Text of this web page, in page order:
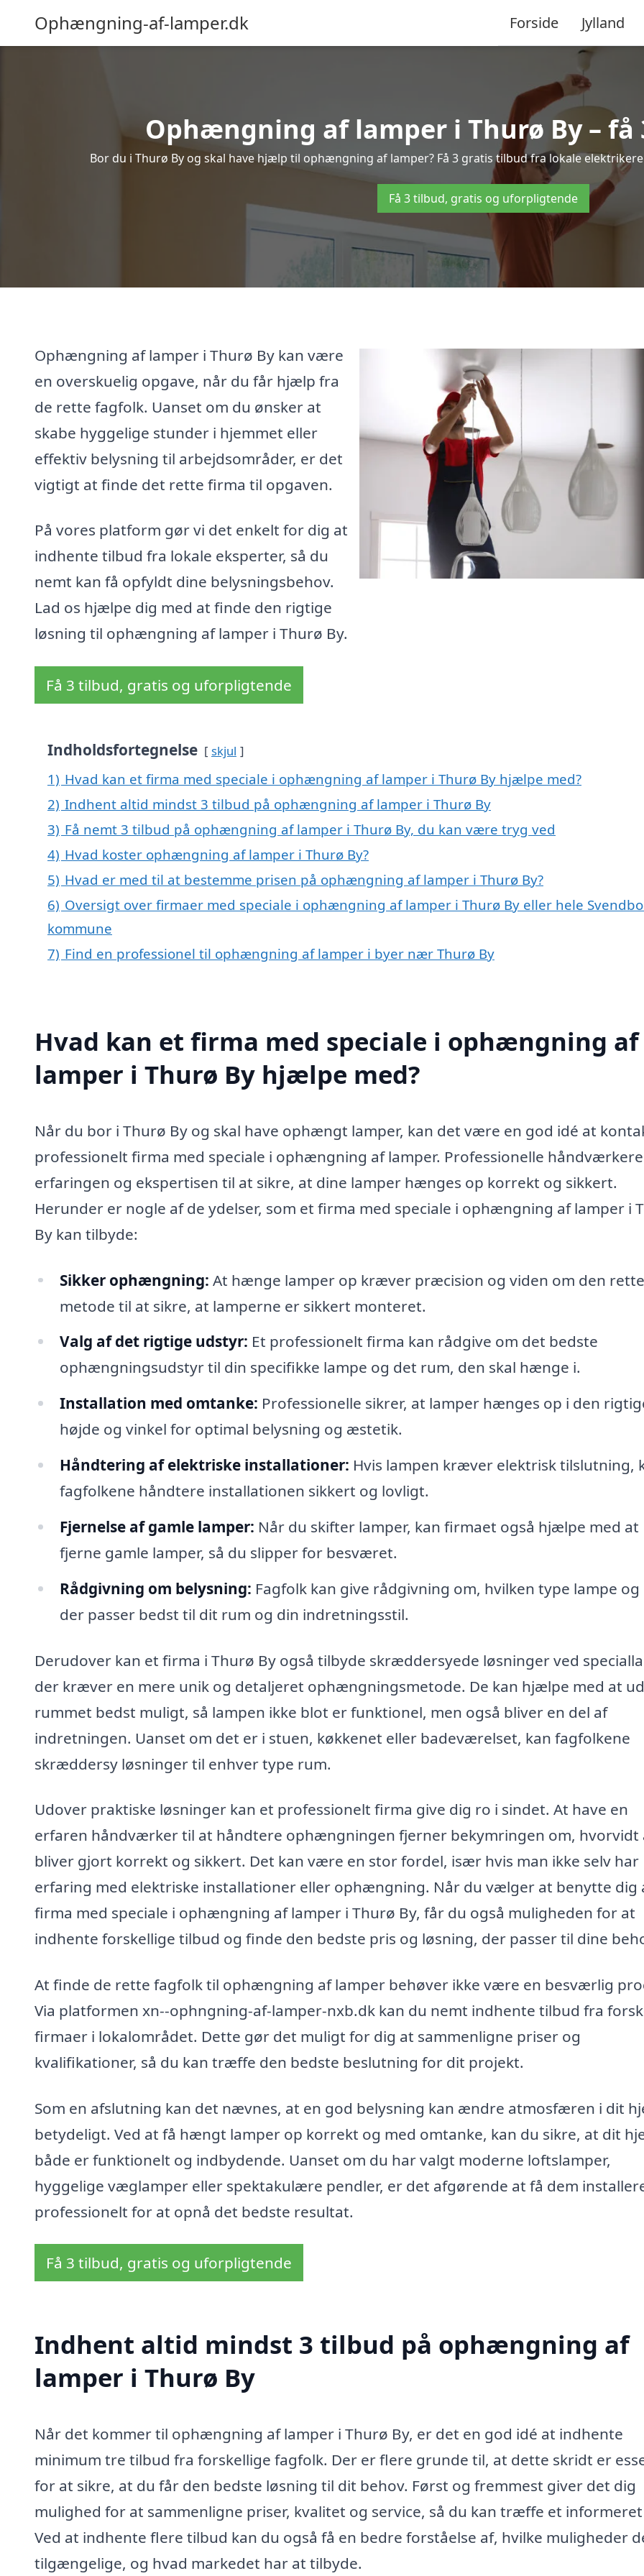
Ophængning-af-lamper.dk Forside Jylland
Ophængning af lamper i Thurø By –
Bor du i Thurø By og skal have hjælp til ophængning af lamper? Få 3 gratis tilbud fra lokale
Få 3 tilbud, gratis og uforpligtende
Ophængning af lamper i Thurø By kan være
en overskuelig opgave, når du får hjælp fra
de rette fagfolk. Uanset om du ønsker at
skabe hyggelige stunder i hjemmet eller
effektiv belysning til arbejdsområder, er det
vigtigt at finde det rette firma til opgaven.
På vores platform gør vi det enkelt for dig at
indhente tilbud fra lokale eksperter, så du
nemt kan få opfyldt dine belysningsbehov.
Lad os hjælpe dig med at finde den rigtige
løsning til ophængning af lamper i Thurø By.
Få 3 tilbud, gratis og uforpligtende
Indholdsfortegnelse skjul
1) Hvad kan et firma med speciale i ophængning af lamper i Thurø By hjælpe med?
2) Indhent altid mindst 3 tilbud på ophængning af lamper i Thurø By
3) Få nemt 3 tilbud på ophængning af lamper i Thurø By, du kan være tryg ved
4) Hvad koster ophængning af lamper i Thurø By?
5) Hvad er med til at bestemme prisen på ophængning af lamper i Thurø By?
6) Oversigt over firmaer med speciale i ophængning af lamper i Thurø By eller hele
kommune
7) Find en professionel til ophængning af lamper i byer nær Thurø By
Hvad kan et firma med speciale i ophængning af
lamper i Thurø By hjælpe med?
Når du bor i Thurø By og skal have ophængt lamper, kan det være en god idé at
professionelt firma med speciale i ophængning af lamper. Professionelle
erfaringen og ekspertisen til at sikre, at dine lamper hænges op korrekt og sikkert.
Herunder er nogle af de ydelser, som et firma med speciale i ophængning af lamper i
By kan tilbyde:
Sikker ophængning: At hænge lamper op kræver præcision og viden om den rette
metode til at sikre, at lamperne er sikkert monteret.
Valg af det rigtige udstyr: Et professionelt firma kan rådgive om det bedste
ophængningsudstyr til din specifikke lampe og det rum, den skal hænge i.
Installation med omtanke: Professionelle sikrer, at lamper hænges op i den
højde og vinkel for optimal belysning og æstetik.
Håndtering af elektriske installationer: Hvis lampen kræver elektrisk tilslutning,
fagfolkene håndtere installationen sikkert og lovligt.
Fjernelse af gamle lamper: Når du skifter lamper, kan firmaet også hjælpe med at
fjerne gamle lamper, så du slipper for besværet.
Rådgivning om belysning: Fagfolk kan give rådgivning om, hvilken type lampe og
der passer bedst til dit rum og din indretningsstil.
Derudover kan et firma i Thurø By også tilbyde skræddersyede løsninger ved
der kræver en mere unik og detaljeret ophængningsmetode. De kan hjælpe med at
rummet bedst muligt, så lampen ikke blot er funktionel, men også bliver en del af
indretningen. Uanset om det er i stuen, køkkenet eller badeværelset, kan fagfolkene
skræddersy løsninger til enhver type rum.
Udover praktiske løsninger kan et professionelt firma give dig ro i sindet. At have en
erfaren håndværker til at håndtere ophængningen fjerner bekymringen om, hvorvidt
bliver gjort korrekt og sikkert. Det kan være en stor fordel, især hvis man ikke selv har
erfaring med elektriske installationer eller ophængning. Når du vælger at benytte dig
firma med speciale i ophængning af lamper i Thurø By, får du også muligheden for at
indhente forskellige tilbud og finde den bedste pris og løsning, der passer til dine
At finde de rette fagfolk til ophængning af lamper behøver ikke være en besværlig
Via platformen xn--ophngning-af-lamper-nxb.dk kan du nemt indhente tilbud fra
firmaer i lokalområdet. Dette gør det muligt for dig at sammenligne priser og
kvalifikationer, så du kan træffe den bedste beslutning for dit projekt.
Som en afslutning kan det nævnes, at en god belysning kan ændre atmosfæren i dit
betydeligt. Ved at få hængt lamper op korrekt og med omtanke, kan du sikre, at dit
både er funktionelt og indbydende. Uanset om du har valgt moderne loftslamper,
hyggelige væglamper eller spektakulære pendler, er det afgørende at få dem
professionelt for at opnå det bedste resultat.
Få 3 tilbud, gratis og uforpligtende
Indhent altid mindst 3 tilbud på ophængning af
lamper i Thurø By
Når det kommer til ophængning af lamper i Thurø By, er det en god idé at indhente
minimum tre tilbud fra forskellige fagfolk. Der er flere grunde til, at dette skridt er
for at sikre, at du får den bedste løsning til dit behov. Først og fremmest giver det dig
mulighed for at sammenligne priser, kvalitet og service, så du kan træffe et
Ved at indhente flere tilbud kan du også få en bedre forståelse af, hvilke muligheder
tilgængelige, og hvad markedet har at tilbyde.